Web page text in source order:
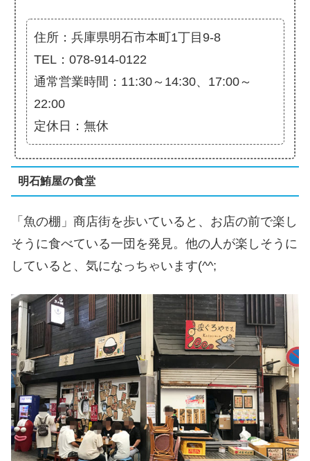
住所：兵庫県明石市本町1丁目9-8
TEL：078-914-0122
通常営業時間：11:30～14:30、17:00～
22:00
定休日：無休
明石鮪屋の食堂
「魚の棚」商店街を歩いていると、お店の前で楽し
そうに食べている一団を発見。他の人が楽しそうに
していると、気になっちゃいます(^^;